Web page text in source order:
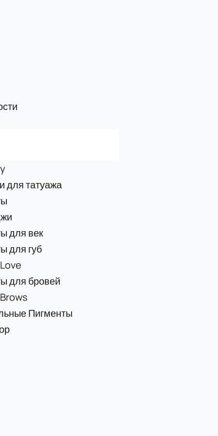
для татуажа
для век
для губ
для бровей
Пигменты